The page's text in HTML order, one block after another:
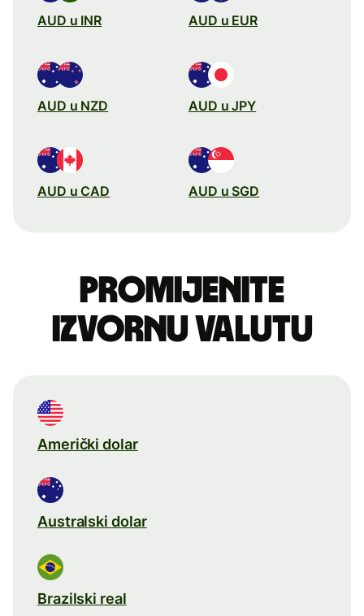
AUD u INR AUD u EUR
AUD u NZD AUD u JPY
AUD u CAD AUD u SGD
Promijenite
izvornu valutu
Američki dolar
Australski dolar
Brazilski real